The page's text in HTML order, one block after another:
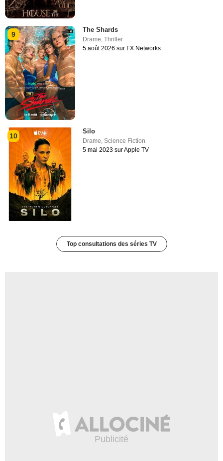
9
The Shards
Drame,Thriller
5 août 2026 sur FX Networks
10
Silo
Drame ,Science Fiction
5 mai 2023 sur Apple TV
Top consultations des séries TV